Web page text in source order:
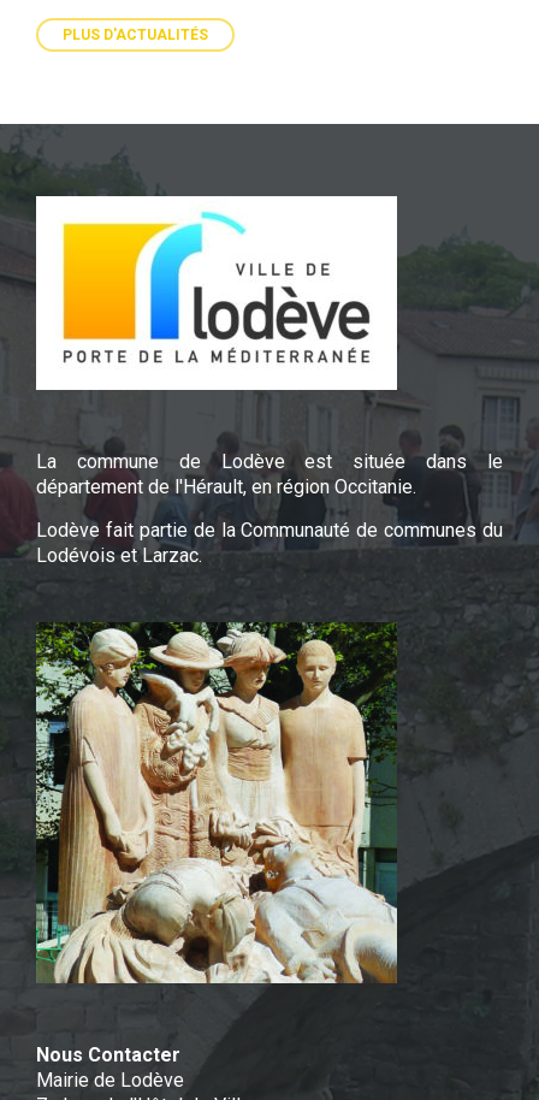
PLUS D'ACTUALITÉS
La commune de Lodève est située dans le
département de l'Hérault, en région Occitanie.
Lodève fait partie de la Communauté de communes du
Lodévois et Larzac.
Nous Contacter
Mairie de Lodève